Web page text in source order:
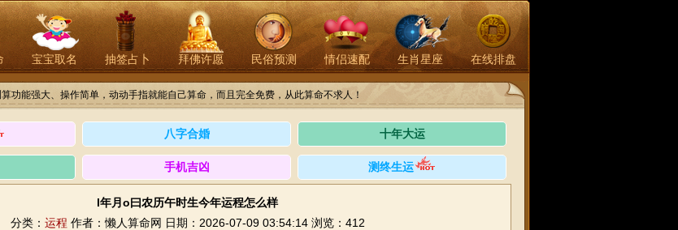
宝宝取名 抽签占卜 拜佛许愿 民俗预测 情侣速配 生肖星座 在线排盘
功能强大、操作简单，动动手指就能自己算命，而且完全免费，从此算命不求人！
八字合婚 十年大运
手机吉凶 测终生运
l年月o曰农历午时生今年运程怎么样
分类： 运程 作者：懒人算命网 日期：2026-07-09 03:54:14 浏览：412